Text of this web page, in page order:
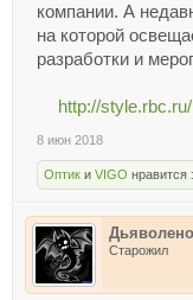
компании. А
на которой
разработки и
http://
8 июн 2018
Оптик и VIGO нравится
Старожил